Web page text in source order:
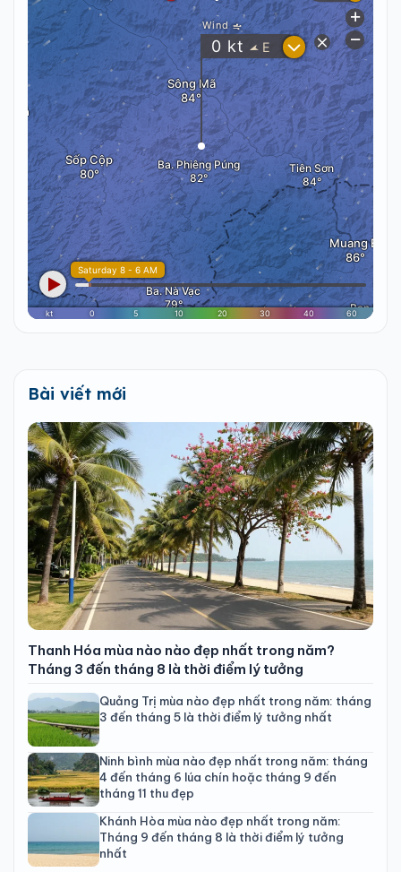
Bài viết mới
Thanh Hóa mùa nào nào đẹp nhất trong năm?
Tháng 3 đến tháng 8 là thời điểm lý tưởng
Quảng Trị mùa nào đẹp nhất trong năm: tháng
3 đến tháng 5 là thời điểm lý tưởng nhất
Ninh bình mùa nào đẹp nhất trong năm: tháng
4 đến tháng 6 lúa chín hoặc tháng 9 đến
tháng 11 thu đẹp
Khánh Hòa mùa nào đẹp nhất trong năm:
Tháng 9 đến tháng 8 là thời điểm lý tưởng
nhất